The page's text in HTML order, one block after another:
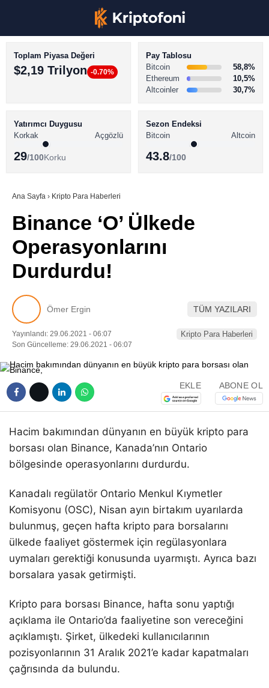
Youtube
BİTCOİN HABERLERİ
ALTCOİN HABERLERİ
SÖZLÜK
Toplam Piyasa Değeri
$2,19 Trilyon -0.70%
Pay Tablosu
Bitcoin
58,8%
Ethereum
10,5%
Altcoinler
30,7%
Yatırımcı Duygusu
Korkak
Açgözlü
29/100Korku
Sezon Endeksi
Bitcoin
Altcoin
43.8/100
Ana Sayfa › Kripto Para Haberleri
Binance ‘O’ Ülkede
Operasyonlarını
Durdurdu!
Ömer Ergin TÜM YAZILARI
Yayınlandı: 29.06.2021 - 06:07
Son Güncelleme: 29.06.2021 - 06:07
Kripto Para Haberleri
EKLE ABONE OL
Hacim bakımından dünyanın en büyük kripto para
borsası olan Binance, Kanada’nın Ontario
bölgesinde operasyonlarını durdurdu.
Kanadalı regülatör Ontario Menkul Kıymetler
Komisyonu (OSC), Nisan ayın birtakım uyarılarda
bulunmuş, geçen hafta kripto para borsalarını
ülkede faaliyet göstermek için regülasyonlara
uymaları gerektiği konusunda uyarmıştı. Ayrıca bazı
borsalara yasak getirmişti.
Kripto para borsası Binance, hafta sonu yaptığı
açıklama ile Ontario’da faaliyetine son vereceğini
açıklamıştı. Şirket, ülkedeki kullanıcılarının
pozisyonlarının 31 Aralık 2021’e kadar kapatmaları
çağrısında da bulundu.